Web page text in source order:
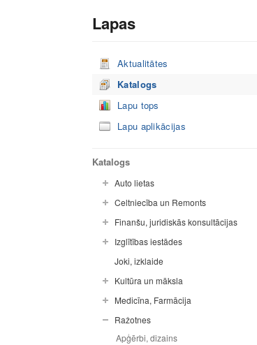
Lapas
Aktualitātes
Katalogs
Lapu tops
Lapu aplikācijas
Katalogs
Auto lietas
Celtniecība un Remonts
Finanšu, juridiskās konsultācijas
Izglītības iestādes
Joki, izklaide
Kultūra un māksla
Medicīna, Farmācija
Ražotnes
Apģērbi, dizains